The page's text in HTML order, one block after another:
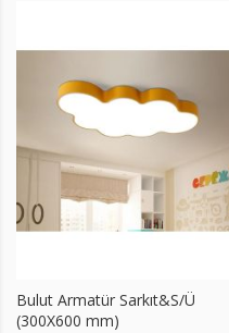
Bulut Armatür Sarkıt&S/Ü
(300X600 mm)